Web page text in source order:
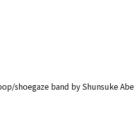
shoegaze band by Shunsuke Abe